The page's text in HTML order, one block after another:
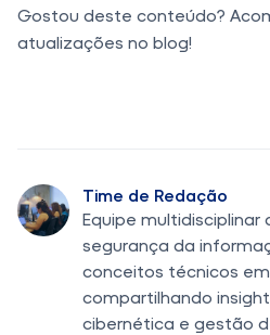
Gostou deste conteúdo?
atualizações no blog!
Time de Redação
Equipe
segurança da
conceitos técnicos
compartilhando
cibernética e gestão